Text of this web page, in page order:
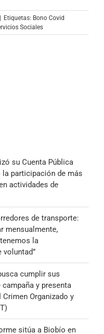
| Etiquetas: Bono Covid
Sociales
su Cuenta Pública
la participación de más
actividades de
de transporte:
mensualmente,
la
voluntad”
cumplir sus
y presenta
Organizado y
sitúa a Biobío en